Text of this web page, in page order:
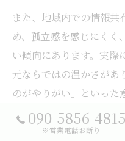
また、地域内での情報共
め、孤立感を感じにくく
い傾向にあります。実際
元ならではの温かさがあ
のがやりがい」といった
メンタル求人
090-5856-4815
※営業電話お断り